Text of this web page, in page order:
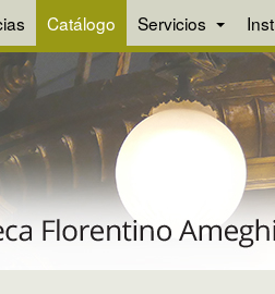
Catálogo Servicios